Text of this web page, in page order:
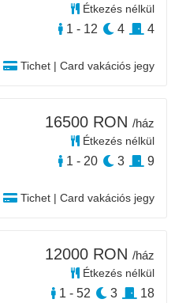
Tichet | Card vakációs jegy
Étkezés nélkül
1 - 12 4 4
Tichet | Card vakációs jegy
16500 RON /ház
Étkezés nélkül
1 - 20 3 9
12000 RON /ház
Étkezés nélkül
1 - 52 3 18